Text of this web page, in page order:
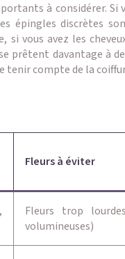
à considérer.
épingles discrètes
vous avez les
prêtent davantage
tenir compte de la
Fleurs à éviter
Fleurs trop
volumineuses)